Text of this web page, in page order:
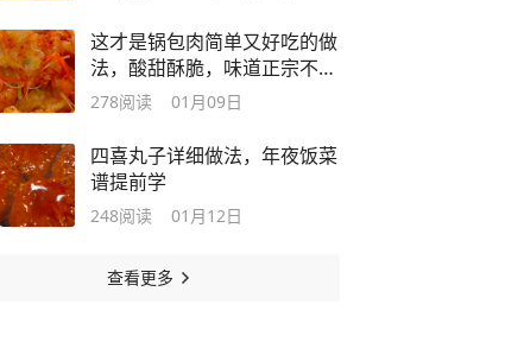
这才是锅包肉简单又好吃的做
法，酸甜酥脆，味道正宗不输
饭店，香
278阅读 01月09日
四喜丸子详细做法，年夜饭菜
谱提前学
248阅读 01月12日
查看更多